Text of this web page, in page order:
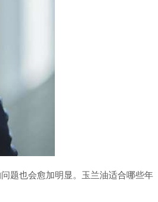
题也会愈加明显。玉兰油适合哪些年